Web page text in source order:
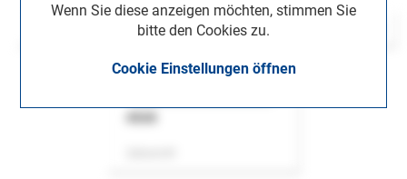
Wenn Sie diese anzeigen möchten, stimmen Sie
bitte den Cookies zu.
Cookie Einstellungen öffnen